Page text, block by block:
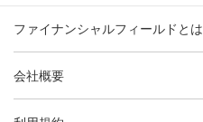
ファイナンシャルフィールドとは
会社概要